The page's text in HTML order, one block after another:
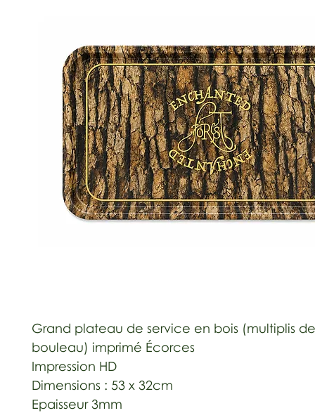
Grand plateau de service en bois (multiplis
bouleau) imprimé Écorces
Impression HD
Dimensions : 53 x 32cm
Epaisseur 3mm